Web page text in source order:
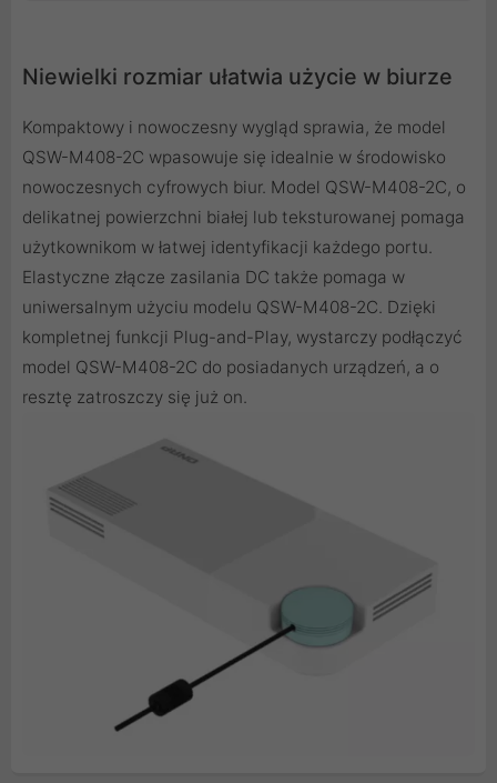
Niewielki rozmiar ułatwia użycie w biurze
Kompaktowy i nowoczesny wygląd sprawia, że model
QSW-M408-2C wpasowuje się idealnie w środowisko
nowoczesnych cyfrowych biur. Model QSW-M408-2C, o
delikatnej powierzchni białej lub teksturowanej pomaga
użytkownikom w łatwej identyfikacji każdego portu.
Elastyczne złącze zasilania DC także pomaga w
uniwersalnym użyciu modelu QSW-M408-2C. Dzięki
kompletnej funkcji Plug-and-Play, wystarczy podłączyć
model QSW-M408-2C do posiadanych urządzeń, a o
resztę zatroszczy się już on.